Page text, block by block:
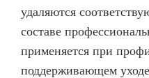
удаляются
составе
применяется при
поддерживающем